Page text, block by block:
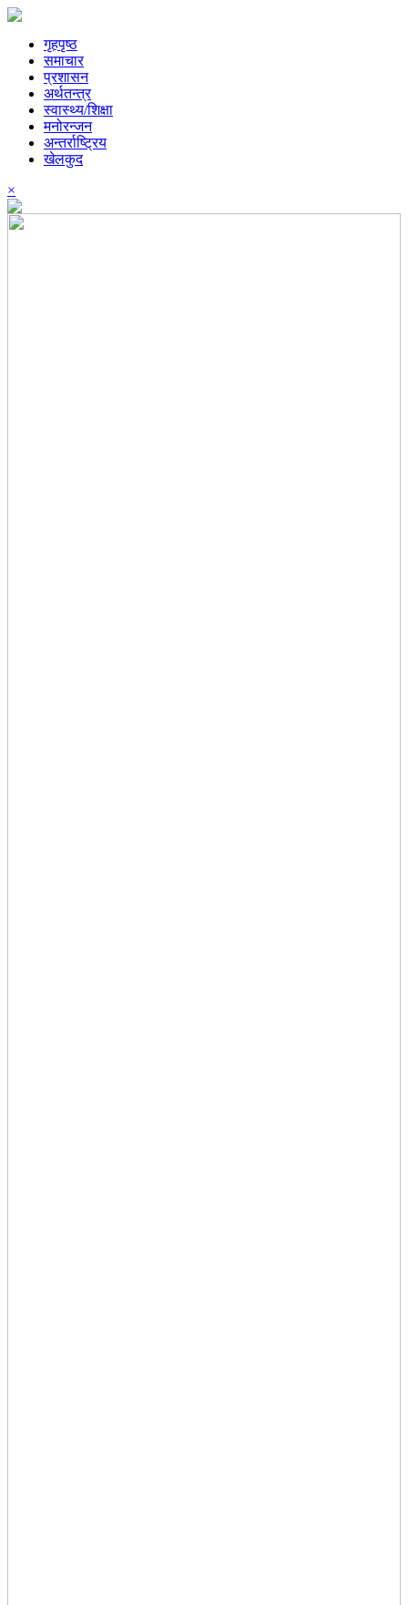
गृहपृष्ठ
समाचार
प्रशासन
अर्थतन्त्र
स्वास्थ्य/शिक्षा
मनोरन्जन
अन्तर्राष्ट्रिय
खेलकुद
×